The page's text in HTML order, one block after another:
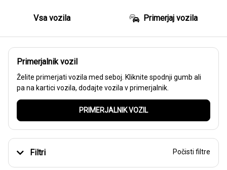
Vsa vozila Primerjaj vozila
Filtri Počisti filtre
Primerjalnik vozil
Želite primerjati vozila med seboj. Kliknite spodnji gumb ali
pa na kartici vozila, dodajte vozila v primerjalnik.
PRIMERJALNIK VOZIL